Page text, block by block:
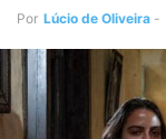
Por Lúcio de Oliveira -